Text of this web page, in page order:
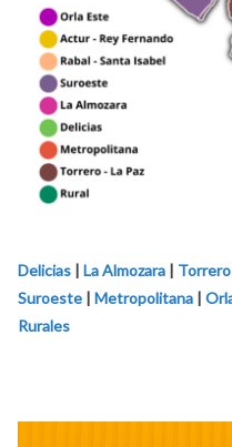
Delicias | La Almozara |
Suroeste | Metropolitana |
Rurales